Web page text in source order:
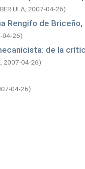
ULA, 2007-04-26)
Rengifo de
04-26)
de la
2007-04-26)
04-26)